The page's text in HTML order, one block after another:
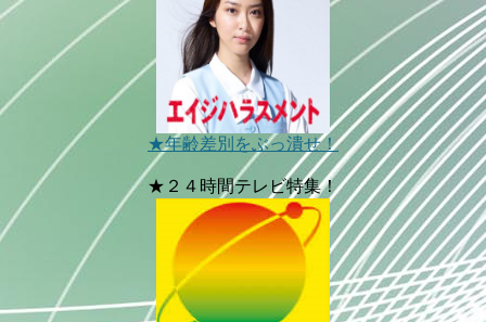
★年齢差別をぶっ潰せ！
★２４時間テレビ特集！